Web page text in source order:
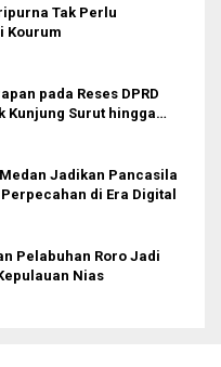
Tak Perlu
Kourum
pada Reses DPRD
Kunjung Surut hingga
Jadikan Pancasila
di Era Digital
Pelabuhan Roro Jadi
Nias